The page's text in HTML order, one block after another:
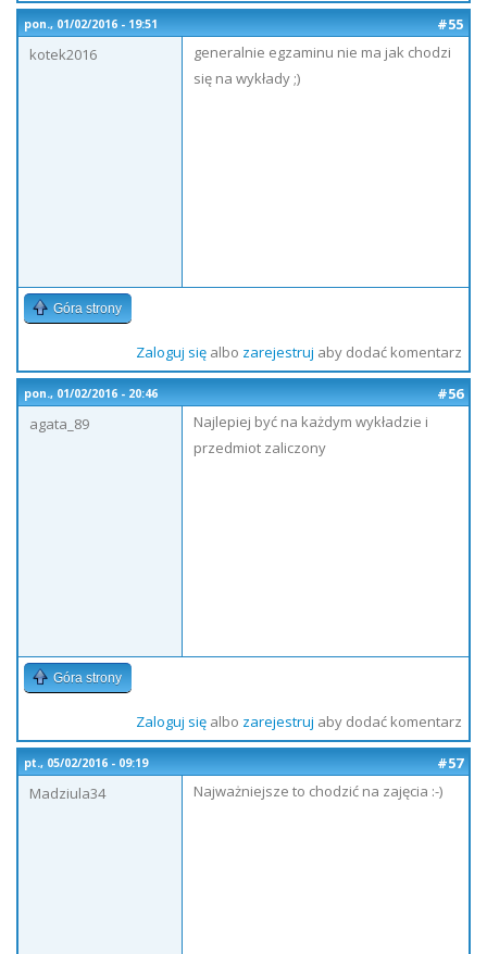
pon., 01/02/2016 - 19:51
#55
kotek2016
generalnie egzaminu nie ma jak chodzi
się na wykłady ;)
Góra strony
Zaloguj sięalbo zarejestruj aby dodać komentarz
pon., 01/02/2016 - 20:46
#56
agata_89
Najlepiej być na każdym wykładzie i
przedmiot zaliczony
Góra strony
Zaloguj sięalbo zarejestruj aby dodać komentarz
pt., 05/02/2016 - 09:19
#57
Madziula34
Najważniejsze to chodzić na zajęcia :-)